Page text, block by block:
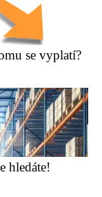
se vyplatí?
hledáte!